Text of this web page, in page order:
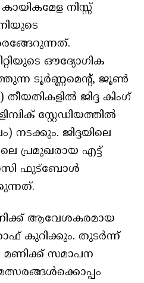
കായികമേള നിസ്സ്
ഔദ്യോഗിക
ടൂർണ്ണമെന്റ്, ജൂൺ
തീയതികളിൽ ജിദ്ദ കിംഗ്
സ്റ്റേഡിയത്തിൽ
നടക്കും. ജിദ്ദയിലെ
പ്രമുഖരായ എട്ട്
ഫുട്ബോൾ
ആവേശകരമായ
കുറിക്കും. തുടർന്ന്
മണിക്ക് സമാപന